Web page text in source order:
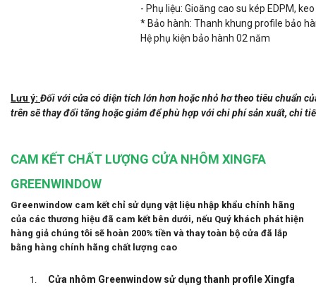
- Phụ liệu: Gioăng cao su kép EDPM,
* Bảo hành: Thanh khung profile bảo
Hệ phụ kiện bảo hành 02 năm
Lưu ý: Đối với cửa có diện tích lớn hơn hoặc nhỏ hơ theo tiêu chuẩn
trên sẽ thay đổi tăng hoặc giảm để phù hợp với chi phí sản xuất, chi
CAM KẾT CHẤT LƯỢNG CỬA NHÔM XINGFA
GREENWINDOW
Greenwindow cam kết chỉ sử dụng vật liệu nhập khẩu chính hãng
của các thương hiệu đã cam kết bên dưới, nếu Quý khách phát hiện
hàng giả chúng tôi sẽ hoàn 200% tiền và thay toàn bộ cửa đã lắp
bằng hàng chính hãng chất lượng cao
Cửa nhôm Greenwindow sử dụng thanh profile Xingfa